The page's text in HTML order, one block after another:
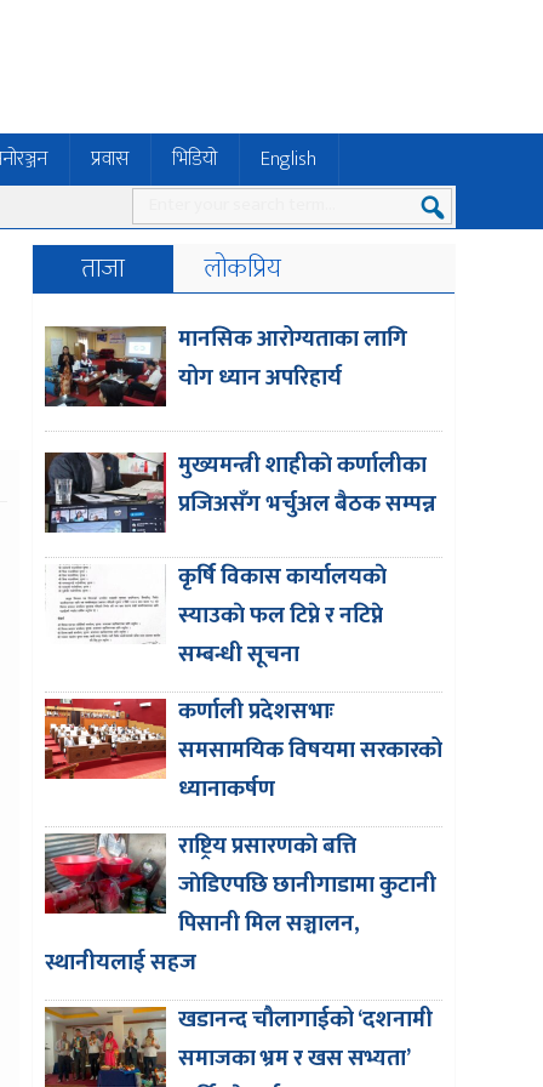
प्रवास भिडियो English
ताजा लोकप्रिय
मानसिक आरोग्यताका लागि
योग ध्यान अपरिहार्य
मुख्यमन्त्री शाहीकाे कर्णालीका
प्रजिअसँग भर्चुअल बैठक सम्पन्न
कृर्षि विकास कार्यालयकाे
स्याउकाे फल टिप्ने र नटिप्ने
सम्बन्धी सूचना
कर्णाली प्रदेशसभाः
समसामयिक विषयमा सरकारको
ध्यानाकर्षण
राष्ट्रिय प्रसारणकाे बत्ति
जाेडिएपछि छानीगाडामा कुटानी
पिसानी मिल सञ्चालन,
स्थानीयलाई सहज
खडानन्द चौलागाईको ‘दशनामी
समाजका भ्रम र खस सभ्यता’